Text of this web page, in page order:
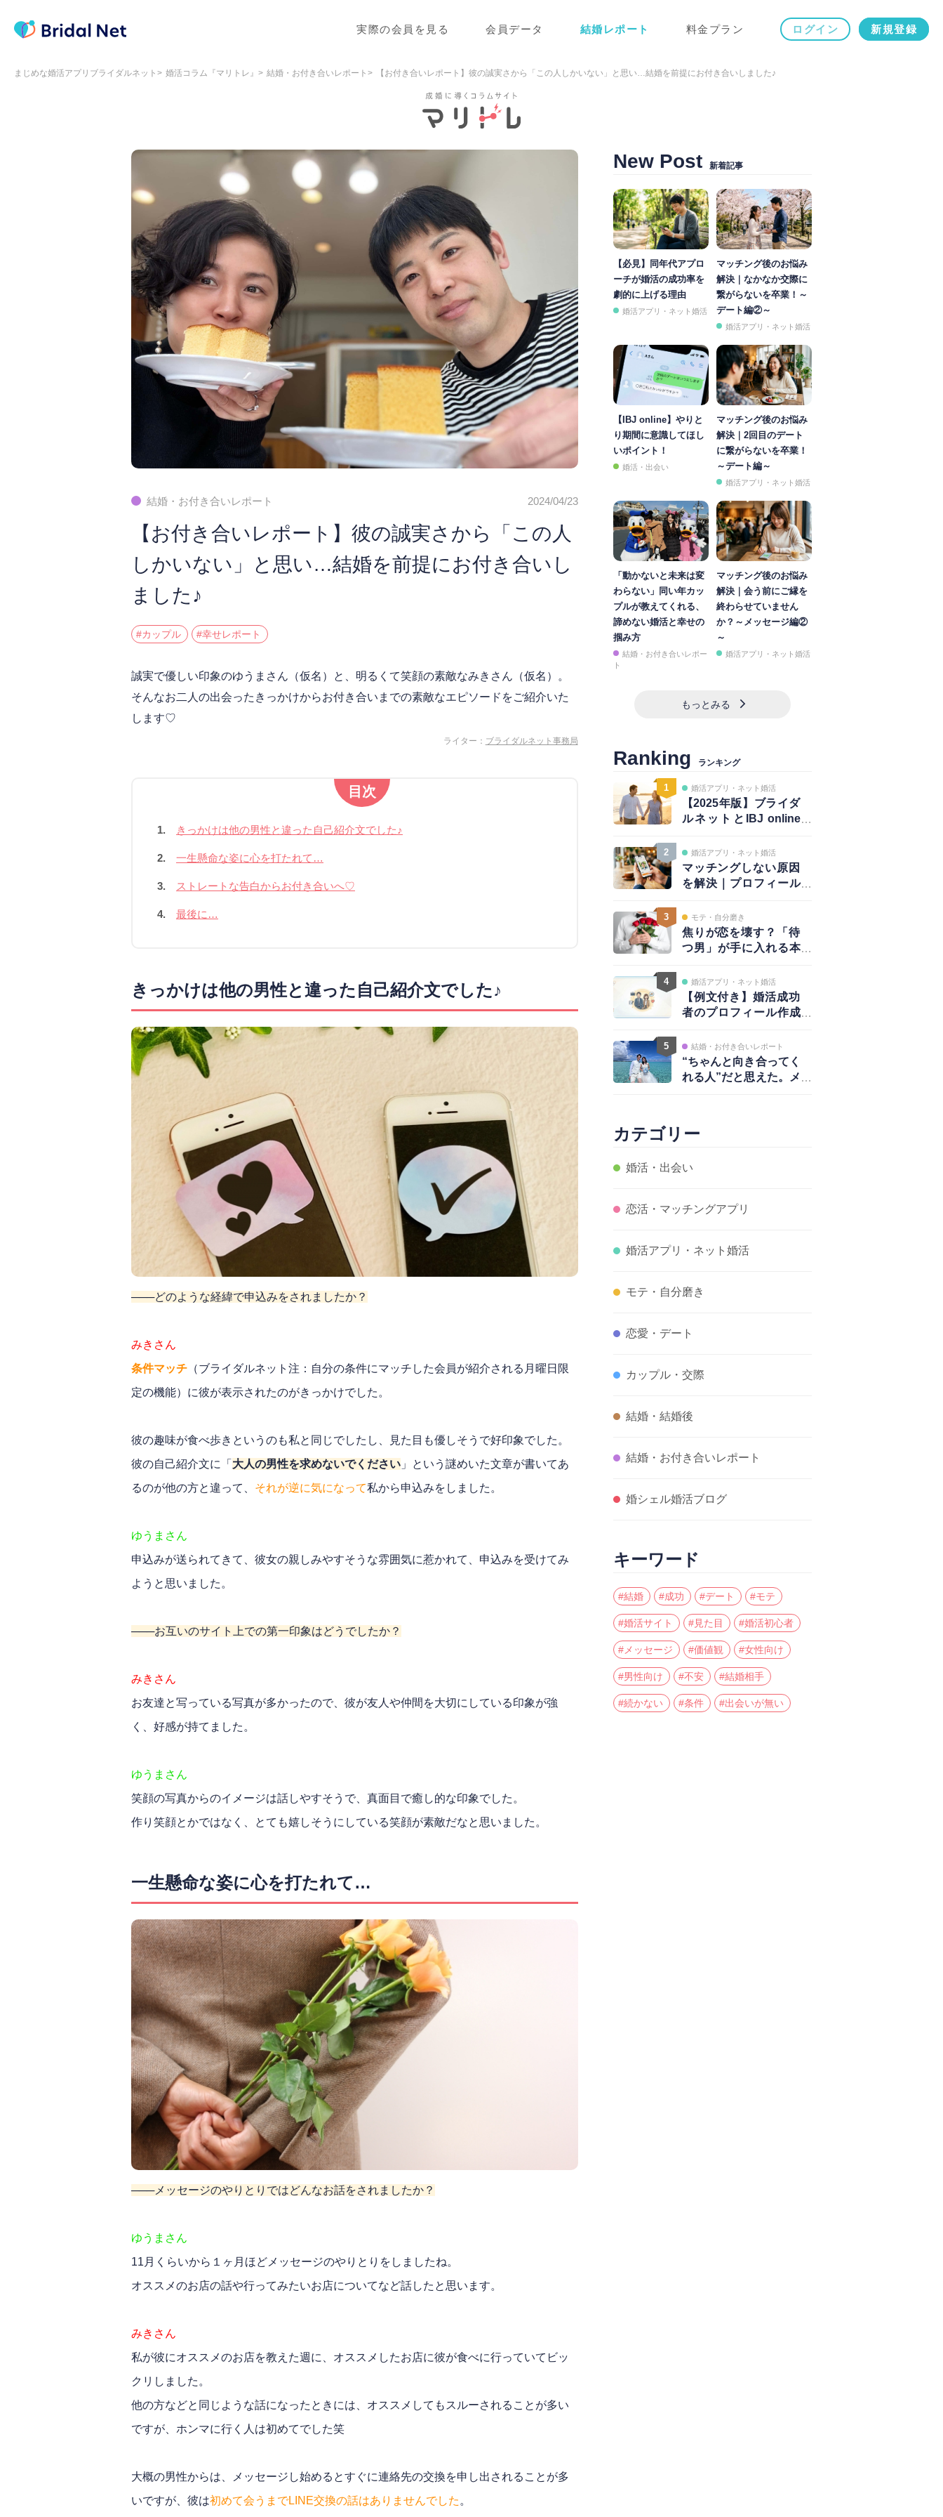
実際の会員を見る 会員データ 結婚レポート 料金プラン ログイン 新規登録
まじめな婚活アプリブライダルネット 婚活コラム『マリトレ』 結婚・お付き合いレポート 【お付き合いレポート】彼の誠実さから「この人しかいない」と思い…結婚を前提にお付き合いしました♪
結婚・お付き合いレポート 2024/04/23
【お付き合いレポート】彼の誠実さから「この人
しかいない」と思い…結婚を前提にお付き合いし
ました♪
#カップル #幸せレポート
誠実で優しい印象のゆうまさん（仮名）と、明るくて笑顔の素敵なみきさん（仮名）。
そんなお二人の出会ったきっかけからお付き合いまでの素敵なエピソードをご紹介いた
します♡
ライター： ブライダルネット事務局
目次
1. きっかけは他の男性と違った自己紹介文でした♪
2. 一生懸命な姿に心を打たれて…
3. ストレートな告白からお付き合いへ♡
4. 最後に…
きっかけは他の男性と違った自己紹介文でした♪
───どのような経緯で申込みをされましたか？
みきさん
条件マッチ （ブライダルネット注：自分の条件にマッチした会員が紹介される月曜日限
定の機能）に彼が表示されたのがきっかけでした。
彼の趣味が食べ歩きというのも私と同じでしたし、見た目も優しそうで好印象でした。
彼の自己紹介文に「 大人の男性を求めないでください 」という謎めいた文章が書いてあ
るのが他の方と違って、 それが逆に気になって私から申込みをしました。
ゆうまさん
申込みが送られてきて、彼女の親しみやすそうな雰囲気に惹かれて、申込みを受けてみ
ようと思いました。
───お互いのサイト上での第一印象はどうでしたか？
みきさん
お友達と写っている写真が多かったので、彼が友人や仲間を大切にしている印象が強
く、好感が持てました。
ゆうまさん
笑顔の写真からのイメージは話しやすそうで、真面目で癒し的な印象でした。
作り笑顔とかではなく、とても嬉しそうにしている笑顔が素敵だなと思いました。
一生懸命な姿に心を打たれて…
───メッセージのやりとりではどんなお話をされましたか？
ゆうまさん
11月くらいから１ヶ月ほどメッセージのやりとりをしましたね。
オススメのお店の話や行ってみたいお店についてなど話したと思います。
みきさん
私が彼にオススメのお店を教えた週に、オススメしたお店に彼が食べに行っていてビッ
クリしました。
他の方などと同じような話になったときには、オススメしてもスルーされることが多い
ですが、ホンマに行く人は初めてでした笑
大概の男性からは、メッセージし始めるとすぐに連絡先の交換を申し出されることが多
いですが、彼は初めて会うまでLINE交換の話はありませんでした 。
New Post 新着記事
【必見】同年代アプロ
ーチが婚活の成功率を
劇的に上げる理由
婚活アプリ・ネット婚活
マッチング後のお悩み
解決｜なかなか交際に
繋がらないを卒業！～
デート編②～
婚活アプリ・ネット婚活
【IBJ online】やりと
り期間に意識してほし
いポイント！
婚活・出会い
マッチング後のお悩み
解決｜2回目のデート
に繋がらないを卒業！
～デート編～
婚活アプリ・ネット婚活
「動かないと未来は変
わらない」同い年カッ
プルが教えてくれる、
諦めない婚活と幸せの
掴み方
結婚・お付き合いレポー
ト
マッチング後のお悩み
解決｜会う前にご縁を
終わらせていません
か？～メッセージ編②
～
婚活アプリ・ネット婚活
もっとみる
Ranking ランキング
1 婚活アプリ・ネット婚活
【2025年版】ブライダ
ルネットとIBJ online
い方と注意点
2 婚活アプリ・ネット婚活
マッチングしない原因
を解決｜プロフィール
編～
3 モテ・自分磨き
焦りが恋を壊す？「待
つ男」が手に入れる本
自信
4 婚活アプリ・ネット婚活
【例文付き】婚活成功
者のプロフィール作成
アプローチ戦略まで完
全ガイド
5 結婚・お付き合いレポート
“ちゃんと向き合ってく
れる人”だと思えた。メ
カテゴリー
婚活・出会い
恋活・マッチングアプリ
婚活アプリ・ネット婚活
モテ・自分磨き
恋愛・デート
カップル・交際
結婚・結婚後
結婚・お付き合いレポート
婚シェル婚活ブログ
キーワード
#結婚 #成功 #デート #モテ
#婚活サイト #見た目 #婚活初心者
#メッセージ #価値観 #女性向け
#男性向け #不安 #結婚相手
#続かない #条件 #出会いが無い